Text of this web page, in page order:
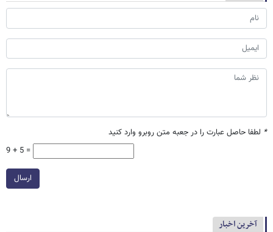
* لطفا حاصل عبارت را در جعبه متن روبرو وارد کنید
9 + 5 =
ارسال
آخرین اخبار